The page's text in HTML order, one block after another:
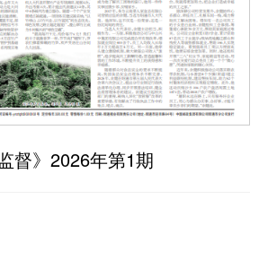
督》2026年第1期